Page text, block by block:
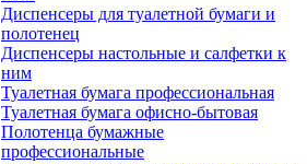
Диспенсеры для туалетной бумаги и
полотенец
Диспенсеры настольные и салфетки к
ним
Туалетная бумага профессиональная
Туалетная бумага офисно-бытовая
Полотенца бумажные
профессиональные